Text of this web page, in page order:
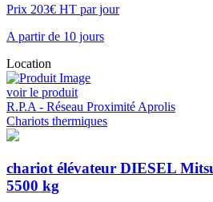
Prix 203€ HT par jour
A partir de 10 jours
Location
voir le produit
R.P.A - Réseau Proximité Aprolis
Chariots thermiques
chariot élévateur DIESEL
5500 kg